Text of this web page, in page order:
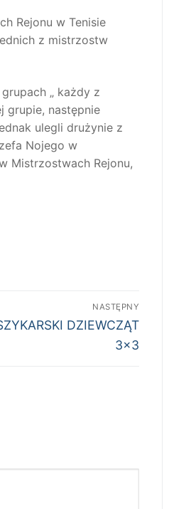
Rejonu w Tenisie
z mistrzostw
„ każdy z
grupie, następnie
ulegli drużynie z
Nojego w
Mistrzostwach Rejonu,
NASTĘPNY
DZIEWCZĄT
3×3